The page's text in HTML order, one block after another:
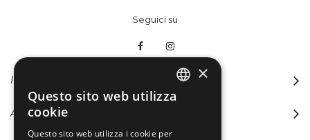
Seguici su
INFORMAZIONI
ACCOUNT
×
Questo sito web utilizza
cookie
Questo sito web utilizza i cookie per